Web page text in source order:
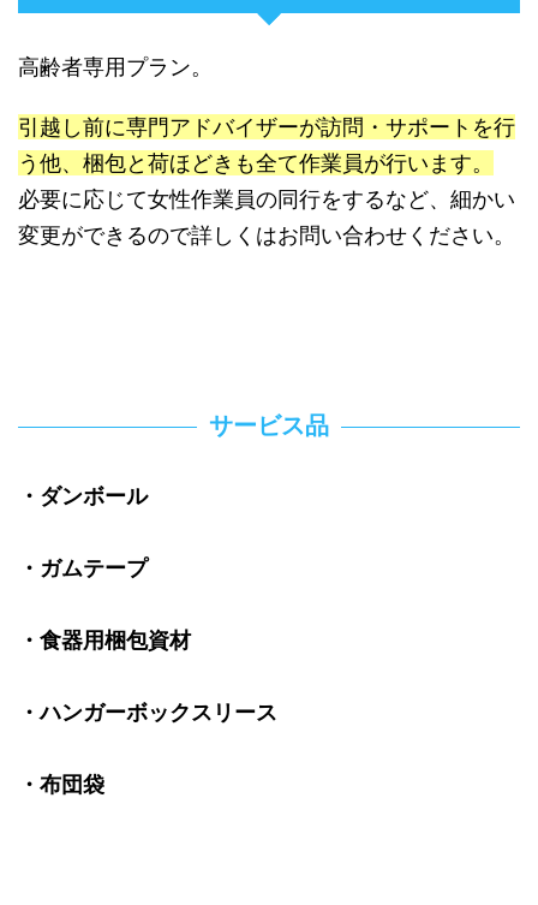
高齢者専用プラン。
引越し前に専門アドバイザーが訪問・サポートを行
う他、梱包と荷ほどきも全て作業員が行います。
必要に応じて女性作業員の同行をするなど、細かい
変更ができるので詳しくはお問い合わせください。
サービス品
・ダンボール
・ガムテープ
・食器用梱包資材
・ハンガーボックスリース
・布団袋